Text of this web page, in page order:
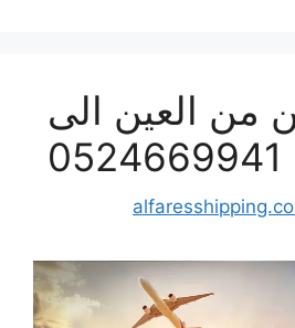
العين الى